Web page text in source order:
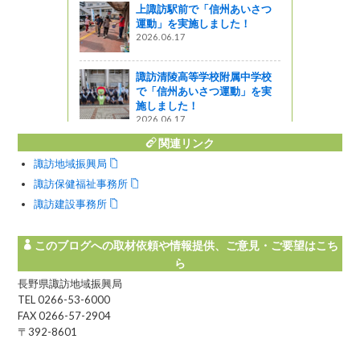
上諏訪駅前で「信州あいさつ
運動」を実施しました！
2026.06.17
諏訪清陵高等学校附属中学校
で「信州あいさつ運動」を実
施しました！
2026.06.17
関連リンク
諏訪地域振興局
諏訪保健福祉事務所
諏訪建設事務所
このブログへの取材依頼や情報提供、ご意見・ご要望はこち
ら
長野県諏訪地域振興局
TEL 0266-53-6000
FAX 0266-57-2904
〒392-8601